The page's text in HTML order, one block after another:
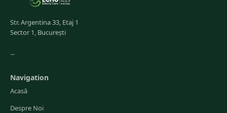
Str. Argentina 33, Etaj 1
Sector 1, București
...
Navigation
Acasă
Despre Noi